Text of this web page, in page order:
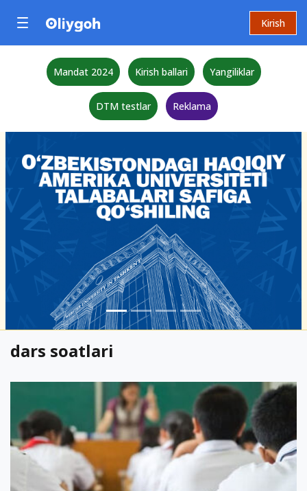
Kirish
Mandat 2024 Kirish ballari Yangiliklar
DTM testlar Reklama
dars soatlari